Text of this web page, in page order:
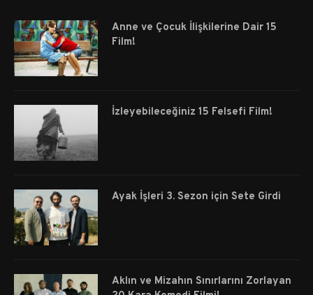
Anne ve Çocuk İlişkilerine Dair 15
Film!
İzleyebileceğiniz 15 Felsefi Film!
Ayak İşleri 3. Sezon için Sete Girdi
Aklın ve Mizahın Sınırlarını Zorlayan